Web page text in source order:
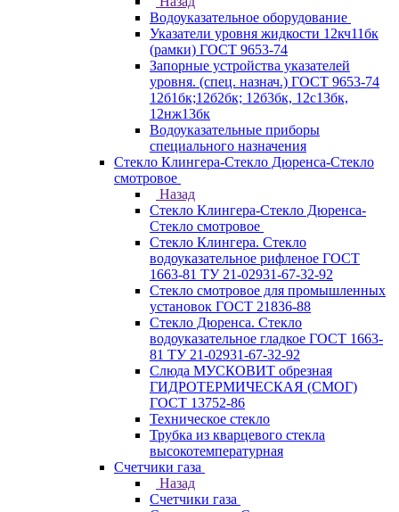
Водоуказательное оборудование
Указатели уровня жидкости 12кч11бк
(рамки) ГОСТ 9653-74
Запорные устройства указателей
уровня. (спец. назнач.) ГОСТ 9653-74
12б1бк;12б2бк; 12б3бк, 12с13бк,
12нж13бк
Водоуказательные приборы
специального назначения
Стекло Клингера-Стекло Дюренса-Стекло
смотровое
Назад
Стекло Клингера-Стекло Дюренса-
Стекло смотровое
Стекло Клингера. Стекло
водоуказательное рифленое ГОСТ
1663-81 ТУ 21-02931-67-32-92
Стекло смотровое для промышленных
установок ГОСТ 21836-88
Стекло Дюренса. Стекло
водоуказательное гладкое ГОСТ 1663-
81 ТУ 21-02931-67-32-92
Слюда МУСКОВИТ обрезная
ГИДРОТЕРМИЧЕСКАЯ (СМОГ)
ГОСТ 13752-86
Техническое стекло
Трубка из кварцевого стекла
высокотемпературная
Счетчики газа
Назад
Счетчики газа